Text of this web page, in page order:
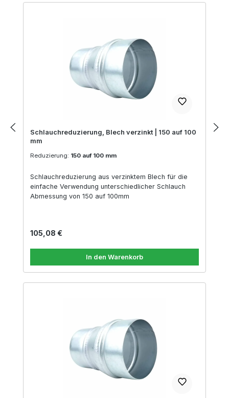
Schlauchreduzierung, Blech verzinkt | 150 auf 100
mm
Reduzierung: 150 auf 100 mm
Schlauchreduzierung aus verzinktem Blech für die
einfache Verwendung unterschiedlicher Schlauch
Abmessung von 150 auf 100mm
Regulärer Preis:
105,08 €
In den Warenkorb